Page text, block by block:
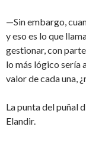
—Sin embargo,
y eso es lo que
gestionar, con
lo más lógico sería
valor de cada una,
La punta del puñal
Elandir.